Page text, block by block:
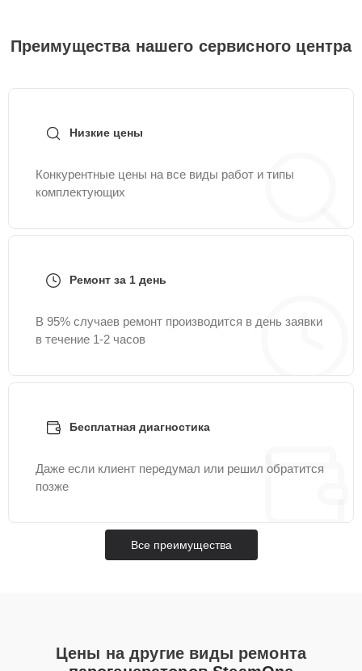
Преимущества нашего сервисного центра
Низкие цены
Конкурентные цены на все виды работ и типы
комплектующих
Ремонт за 1 день
В 95% случаев ремонт производится в день заявки
в течение 1-2 часов
Бесплатная диагностика
Даже если клиент передумал или решил обратится
позже
Все преимущества
Цены на другие виды ремонта